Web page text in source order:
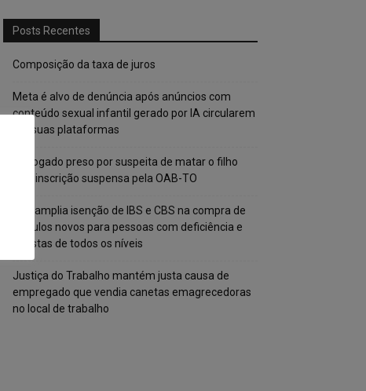
Posts Recentes
Composição da taxa de juros
Meta é alvo de denúncia após anúncios com
conteúdo sexual infantil gerado por IA circularem
em suas plataformas
Advogado preso por suspeita de matar o filho
tem inscrição suspensa pela OAB-TO
STF amplia isenção de IBS e CBS na compra de
veículos novos para pessoas com deficiência e
autistas de todos os níveis
Justiça do Trabalho mantém justa causa de
empregado que vendia canetas emagrecedoras
no local de trabalho